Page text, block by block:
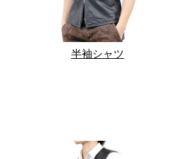
半袖シャツ